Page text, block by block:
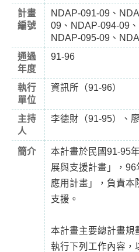
計畫
編號
NDAP-091-09、
09、NDAP-094-09、
NDAP-095-09、
通過
年度
91-96
執行
單位
資訊所（91-96）
主持
人
李德財（91-95）、
簡介
本計畫於民國91-95
展與支援計畫」，
應用計畫」，負責本
支援。
本計畫主要總計畫規
執行下列工作內容，